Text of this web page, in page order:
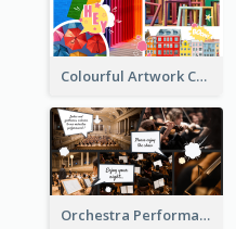
Colourful Artwork Comic Strip
Orchestra Performance Comic Strip